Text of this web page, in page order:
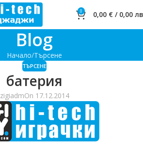
0 0,00 € / 0,00
Blog
Начало Търсене
ТЪРСЕНЕ
батерия
zigiadmOn 17.12.2014